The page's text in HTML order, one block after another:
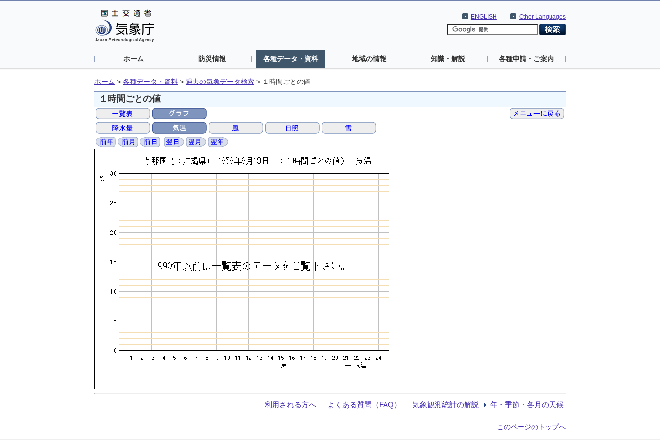
Other Languages
ENGLISH
ホーム 防災情報 各種データ・資料 地域の情報 知識・解説 各種申請・ご案内
ホーム > 各種データ・資料 > 過去の気象データ検索 > １時間ごとの値
１時間ごとの値
利用される方へ よくある質問（FAQ） 気象観測統計の解説 年・季節・各月の天候
このページのトップへ